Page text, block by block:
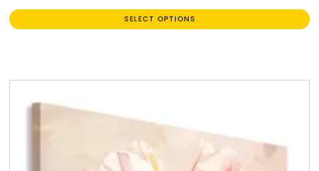
SELECT OPTIONS